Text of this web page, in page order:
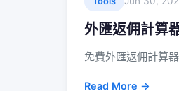
外匯返佣計算
免費外匯返佣計算
Read More →